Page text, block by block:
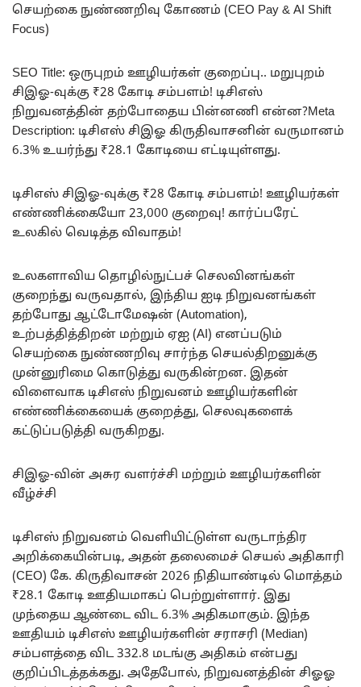
செயற்கை நுண்ணறிவு கோணம் (CEO Pay & AI Shift
Focus)
SEO Title: ஒருபுறம் ஊழியர்கள் குறைப்பு.. மறுபுறம்
சிஇஓ-வுக்கு ₹28 கோடி சம்பளம்! டிசிஎஸ்
நிறுவனத்தின் தற்போதைய பின்னணி என்ன?Meta
Description: டிசிஎஸ் சிஇஓ கிருதிவாசனின் வருமானம்
6.3% உயர்ந்து ₹28.1 கோடியை எட்டியுள்ளது.
டிசிஎஸ் சிஇஓ-வுக்கு ₹28 கோடி சம்பளம்! ஊழியர்கள்
எண்ணிக்கையோ 23,000 குறைவு! கார்ப்பரேட்
உலகில் வெடித்த விவாதம்!
உலகளாவிய தொழில்நுட்பச் செலவினங்கள்
குறைந்து வருவதால், இந்திய ஐடி நிறுவனங்கள்
தற்போது ஆட்டோமேஷன் (Automation),
உற்பத்தித்திறன் மற்றும் ஏஐ (AI) எனப்படும்
செயற்கை நுண்ணறிவு சார்ந்த செயல்திறனுக்கு
முன்னுரிமை கொடுத்து வருகின்றன. இதன்
விளைவாக டிசிஎஸ் நிறுவனம் ஊழியர்களின்
எண்ணிக்கையைக் குறைத்து, செலவுகளைக்
கட்டுப்படுத்தி வருகிறது.
சிஇஓ-வின் அசுர வளர்ச்சி மற்றும் ஊழியர்களின்
வீழ்ச்சி
டிசிஎஸ் நிறுவனம் வெளியிட்டுள்ள வருடாந்திர
அறிக்கையின்படி, அதன் தலைமைச் செயல் அதிகாரி
(CEO) கே. கிருதிவாசன் 2026 நிதியாண்டில் மொத்தம்
₹28.1 கோடி ஊதியமாகப் பெற்றுள்ளார். இது
முந்தைய ஆண்டை விட 6.3% அதிகமாகும். இந்த
ஊதியம் டிசிஎஸ் ஊழியர்களின் சராசரி (Median)
சம்பளத்தை விட 332.8 மடங்கு அதிகம் என்பது
குறிப்பிடத்தக்கது. அதேபோல், நிறுவனத்தின் சிஓஓ